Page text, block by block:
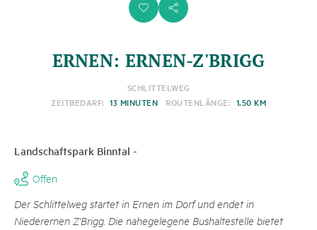
i s
ERNEN: ERNEN-Z'BRIGG
SCHLITTELWEG
ZEITBEDARF: 13 MINUTEN ROUTENLÄNGE: 1.50 KM
Landschaftspark Binntal -
Offen
Der Schlittelweg startet in Ernen im Dorf und endet in
Niederernen Z'Brigg. Die nahegelegene Bushaltestelle bietet